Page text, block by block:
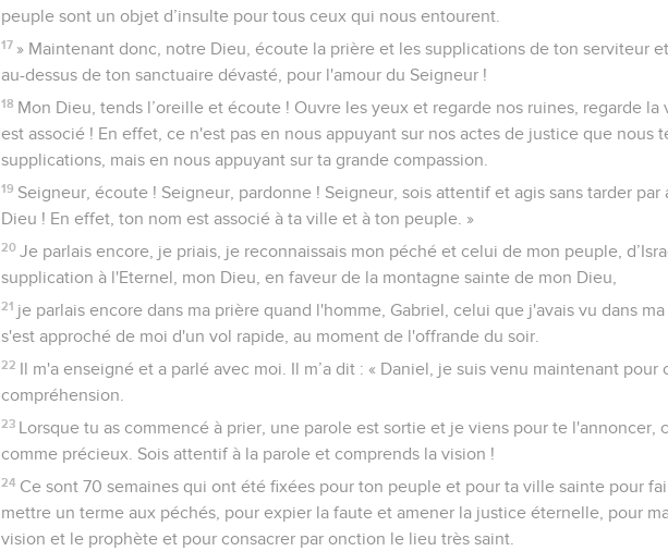
peuple sont un objet d’insulte pour tous ceux qui nous entourent.
17 » Maintenant donc, notre Dieu, écoute la prière et les supplications de ton serviteur
au-dessus de ton sanctuaire dévasté, pour l'amour du Seigneur !
18 Mon Dieu, tends l’oreille et écoute ! Ouvre les yeux et regarde nos ruines, regarde
est associé ! En effet, ce n'est pas en nous appuyant sur nos actes de justice que nous
supplications, mais en nous appuyant sur ta grande compassion.
19 Seigneur, écoute ! Seigneur, pardonne ! Seigneur, sois attentif et agis sans tarder par
Dieu ! En effet, ton nom est associé à ta ville et à ton peuple. »
20 Je parlais encore, je priais, je reconnaissais mon péché et celui de mon peuple,
supplication à l'Eternel, mon Dieu, en faveur de la montagne sainte de mon Dieu,
21 je parlais encore dans ma prière quand l'homme, Gabriel, celui que j'avais vu dans
s'est approché de moi d'un vol rapide, au moment de l'offrande du soir.
22
Il m'a enseigné et a parlé avec moi. Il m’a dit : « Daniel, je suis venu maintenant pour
compréhension.
23
Lorsque tu as commencé à prier, une parole est sortie et je viens pour te l'annoncer,
comme précieux. Sois attentif à la parole et comprends la vision !
24 Ce sont 70 semaines qui ont été fixées pour ton peuple et pour ta ville sainte pour
mettre un terme aux péchés, pour expier la faute et amener la justice éternelle, pour
vision et le prophète et pour consacrer par onction le lieu très saint.